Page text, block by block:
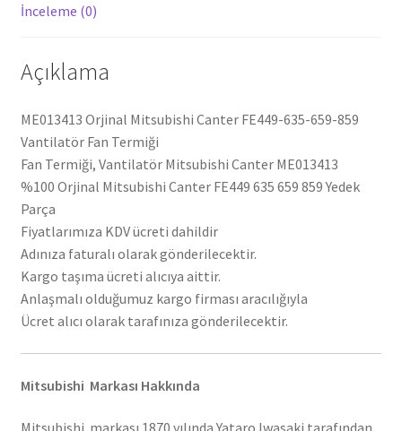
İnceleme (0)
Açıklama
ME013413 Orjinal Mitsubishi Canter FE449-635-659-859
Vantilatör Fan Termiği
Fan Termiği, Vantilatör Mitsubishi Canter ME013413
%100 Orjinal Mitsubishi Canter FE449 635 659 859 Yedek
Parça
Fiyatlarımıza KDV ücreti dahildir
Adınıza faturalı olarak gönderilecektir.
Kargo taşıma ücreti alıcıya aittir.
Anlaşmalı olduğumuz kargo firması aracılığıyla
Ücret alıcı olarak tarafınıza gönderilecektir.
Mitsubishi Markası Hakkında